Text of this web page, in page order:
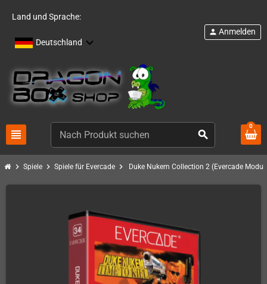
Land und Sprache:
Deutschland
view_headline search
person Anmelden
0
chevron_right Spiele chevron_right Spiele für Evercade chevron_right Duke Nukem Collection 2 (Evercade Modul